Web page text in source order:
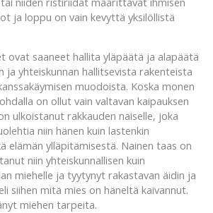
ja loppu on vain kevyttä yksilöllistä
ovat saaneet hallita yläpäätä ja alapäätä
ja yhteiskunnan hallitsevista rakenteista
muodoista. Koska monen
on ollut vain valtavan kaipauksen
ulkoistanut rakkauden naiselle, joka
niin hänen kuin lastenkin
elämän ylläpitämisestä. Nainen taas on
niin yhteiskunnallisen kuin
miehelle ja tyytynyt rakastavan äidin ja
siihen mitä mies on häneltä kaivannut.
miehen tarpeita.